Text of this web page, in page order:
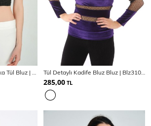
Atlet Crop & Büstiyer
Büstiyer Simli Ön Ve Arka Tül Bluz | Blz31351 Tül Detaylı Kadife Bluz Bluz | Blz31074
285,00 TL